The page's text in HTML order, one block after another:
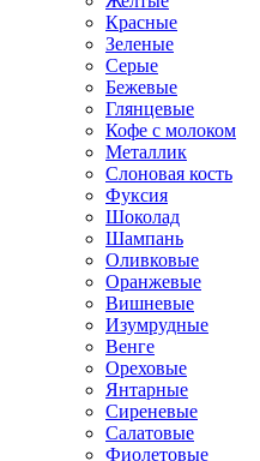
Красные
Зеленые
Серые
Бежевые
Глянцевые
Кофе с молоком
Металлик
Слоновая кость
Фуксия
Шоколад
Шампань
Оливковые
Оранжевые
Вишневые
Изумрудные
Венге
Ореховые
Янтарные
Сиреневые
Салатовые
Фиолетовые